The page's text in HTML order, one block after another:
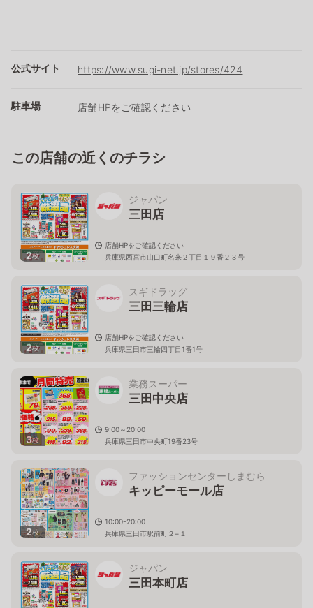
公式サイト https://www.sugi-net.jp/stores/424
駐車場 店舗HPをご確認ください
この店舗の近くのチラシ
2枚
ジャパン
三田店
店舗HPをご確認ください
兵庫県西宮市山口町名来２丁目１９番２３号
2枚
スギドラッグ
三田三輪店
店舗HPをご確認ください
兵庫県三田市三輪四丁目1番1号
3枚
業務スーパー
三田中央店
9:00～20:00
兵庫県三田市中央町19番23号
2枚
ファッションセンターしまむら
キッピーモール店
10:00-20:00
兵庫県三田市駅前町２−１
ジャパン
三田本町店